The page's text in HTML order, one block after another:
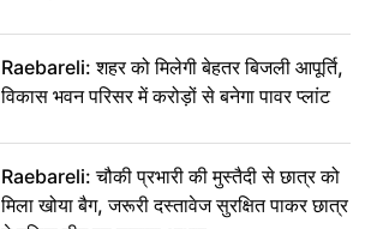
Raebareli: शहर को मिलेगी बेहतर बिजली आपूर्ति,
विकास भवन परिसर में करोड़ों से बनेगा पावर प्लांट
Raebareli: चौकी प्रभारी की मुस्तैदी से छात्र को
मिला खोया बैग, जरूरी दस्तावेज सुरक्षित पाकर छात्र